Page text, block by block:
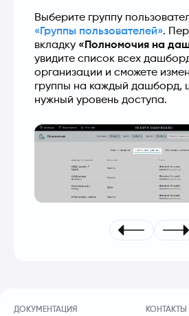
Выберите группу
«Группы пользователей».
вкладку «Полномочия на
увидите список всех
организации и сможете
группы на каждый дашборд,
нужный уровень доступа.
ДОКУМЕНТАЦИЯ КОНТАКТЫ